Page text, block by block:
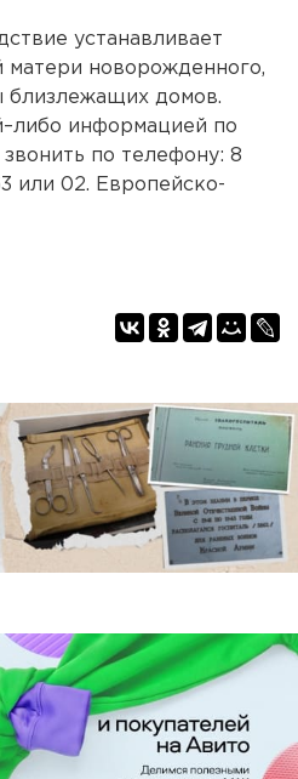
устанавливает
матери новорожденного,
домов.
информацией по
по телефону: 8
или 02. Европейско-